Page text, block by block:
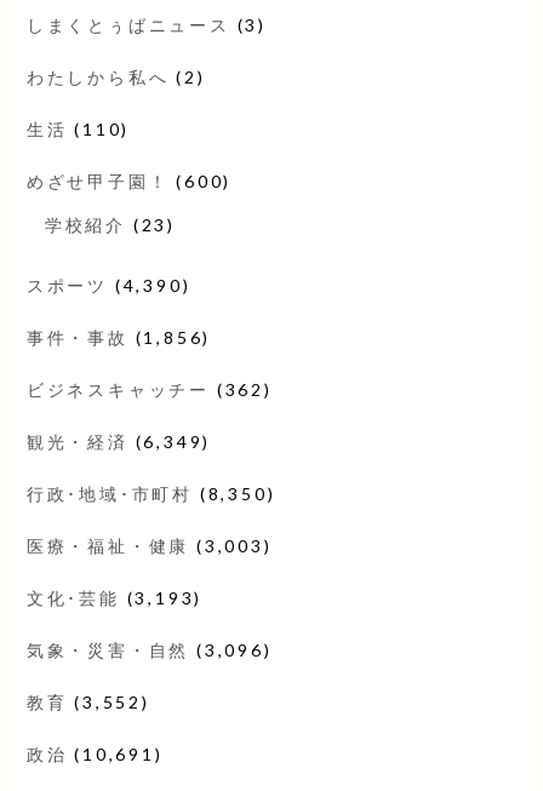
しまくとぅばニュース (3)
わたしから私へ (2)
生活 (110)
めざせ甲子園！ (600)
学校紹介 (23)
スポーツ (4,390)
事件・事故 (1,856)
ビジネスキャッチー (362)
観光・経済 (6,349)
行政･地域･市町村 (8,350)
医療・福祉・健康 (3,003)
文化･芸能 (3,193)
気象・災害・自然 (3,096)
教育 (3,552)
政治 (10,691)